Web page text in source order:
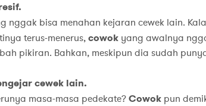
nggak bisa menahan kejaran cewek lain.
terus-menerus,cowokyang awalnya
pikiran. Bahkan, meskipun dia sudah
cewek lain.
masa-masa pedekate?Cowokpun